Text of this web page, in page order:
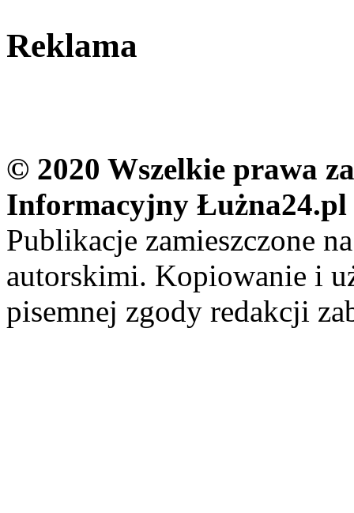
Reklama
© 2020 Wszelkie prawa
Informacyjny Łużna24.pl
Publikacje zamieszczone
autorskimi. Kopiowanie i
pisemnej zgody redakcji